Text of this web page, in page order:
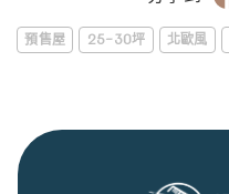
預售屋 25-30坪 北歐風